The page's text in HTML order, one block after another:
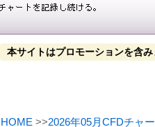
本サイトはプロモーションを含み
HOME >>2026年05月CFDチャ